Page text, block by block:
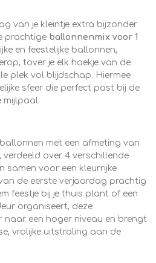
van je kleintje extra bijzonder
prachtige ballonnenmix voor 1
en feestelijke ballonnen,
tover je elk hoekje van de
plek vol blijdschap. Hiermee
sfeer die perfect past bij de
mijlpaal.
met een afmeting van
over 4 verschillende
samen voor een kleurrijke
de eerste verjaardag prachtig
feestje bij je thuis plant of een
organiseert, deze
naar een hoger niveau en brengt
vrolijke uitstraling aan de